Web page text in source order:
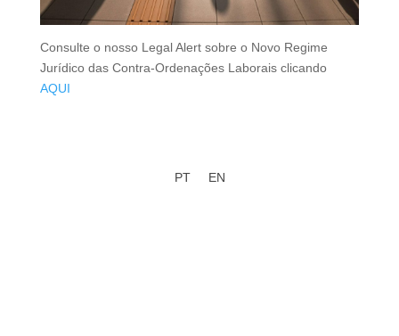
Consulte o nosso Legal Alert sobre o Novo Regime
Jurídico das Contra-Ordenações Laborais clicando
AQUI
PT EN